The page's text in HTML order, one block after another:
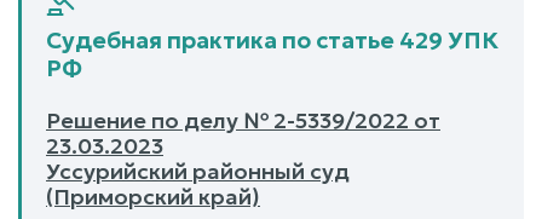
Судебная практика по статье 429 УПК
РФ
Решение по делу № 2-5339/2022 от
23.03.2023
Уссурийский районный суд
(Приморский край)